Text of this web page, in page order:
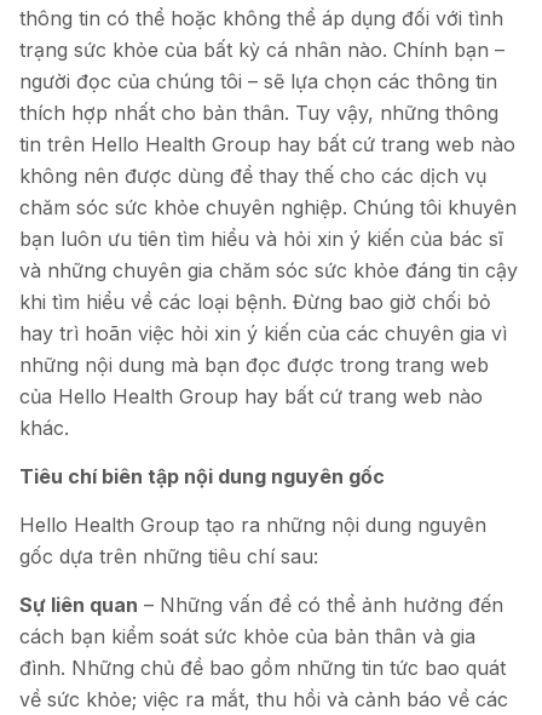
thông tin có thể hoặc không thể áp dụng đối với tình
trạng sức khỏe của bất kỳ cá nhân nào. Chính bạn –
người đọc của chúng tôi – sẽ lựa chọn các thông tin
thích hợp nhất cho bản thân. Tuy vậy, những thông
tin trên Hello Health Group hay bất cứ trang web nào
không nên được dùng để thay thế cho các dịch vụ
chăm sóc sức khỏe chuyên nghiệp. Chúng tôi khuyên
bạn luôn ưu tiên tìm hiểu và hỏi xin ý kiến của bác sĩ
và những chuyên gia chăm sóc sức khỏe đáng tin cậy
khi tìm hiểu về các loại bệnh. Đừng bao giờ chối bỏ
hay trì hoãn việc hỏi xin ý kiến của các chuyên gia vì
những nội dung mà bạn đọc được trong trang web
của Hello Health Group hay bất cứ trang web nào
khác.
Tiêu chí biên tập nội dung nguyên gốc
Hello Health Group tạo ra những nội dung nguyên
gốc dựa trên những tiêu chí sau:
Sự liên quan – Những vấn đề có thể ảnh hưởng đến
cách bạn kiểm soát sức khỏe của bản thân và gia
đình. Những chủ đề bao gồm những tin tức bao quát
về sức khỏe; việc ra mắt, thu hồi và cảnh báo về các